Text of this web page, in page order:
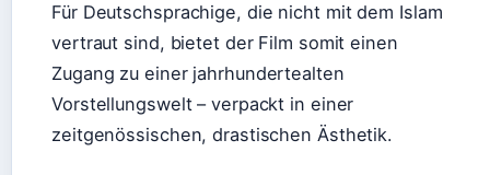
Für Deutschsprachige, die nicht mit dem Islam
vertraut sind, bietet der Film somit einen
Zugang zu einer jahrhundertealten
Vorstellungswelt – verpackt in einer
zeitgenössischen, drastischen Ästhetik.